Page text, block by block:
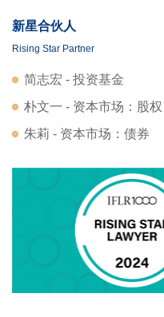
新星合伙人
Rising Star Partner
简志宏 - 投资基金
朴文一 - 资本市场：股权
朱莉 - 资本市场：债券